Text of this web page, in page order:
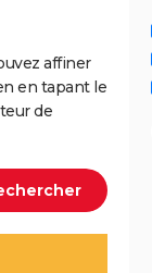
affiner
en tapant le
de